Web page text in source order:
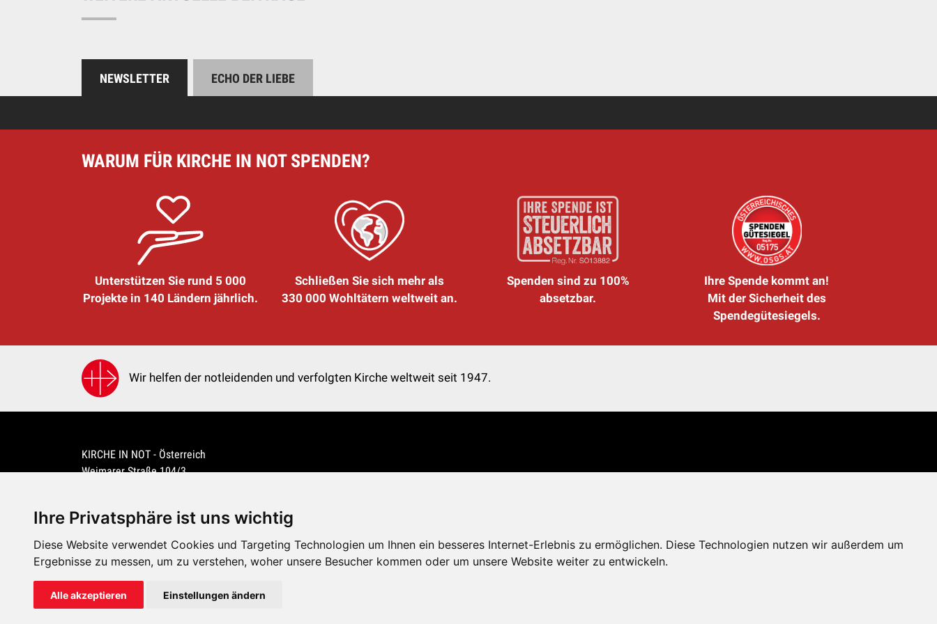
Ihre Privatsphäre ist uns wichtig
Diese Website verwendet Cookies und Targeting Technologien um Ihnen ein besseres Internet-Erlebnis zu ermöglichen. Diese Technologien nutzen wir außerdem um
Ergebnisse zu messen, um zu verstehen, woher unsere Besucher kommen oder um unsere Website weiter zu entwickeln.
Alle akzeptieren Einstellungen ändern
NEWSLETTER ECHO DER LIEBE
WARUM FÜR KIRCHE IN NOT SPENDEN?
Unterstützen Sie rund 5 000
Projekte in 140 Ländern jährlich.
Schließen Sie sich mehr als
330 000 Wohltätern weltweit an.
Spenden sind zu 100%
absetzbar.
Ihre Spende kommt an!
Mit der Sicherheit des
Spendegütesiegels.
Wir helfen der notleidenden und verfolgten Kirche weltweit seit 1947.
KIRCHE IN NOT - Österreich
Weimarer Straße 104/3
kin@kircheinnot.at
KIN weltweit